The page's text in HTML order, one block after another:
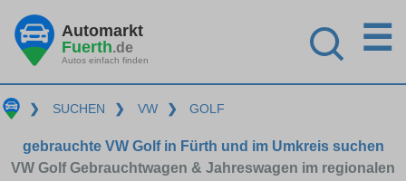
Automarkt
Fuerth.de
Autos einfach finden
☰
❯ SUCHEN ❯ VW ❯ GOLF
gebrauchte VW Golf in Fürth und im Umkreis suchen
VW Golf Gebrauchtwagen & Jahreswagen im regionalen